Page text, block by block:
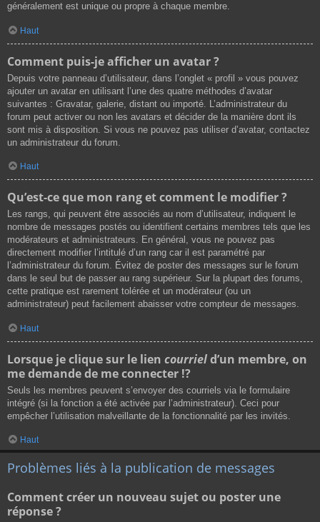
généralement est unique ou propre à chaque membre.
Haut
Comment puis-je afficher un avatar ?
Depuis votre panneau d’utilisateur, dans l’onglet « profil » vous pouvez
ajouter un avatar en utilisant l’une des quatre méthodes d’avatar
suivantes : Gravatar, galerie, distant ou importé. L’administrateur du
forum peut activer ou non les avatars et décider de la manière dont ils
sont mis à disposition. Si vous ne pouvez pas utiliser d’avatar, contactez
un administrateur du forum.
Haut
Qu’est-ce que mon rang et comment le modifier ?
Les rangs, qui peuvent être associés au nom d’utilisateur, indiquent le
nombre de messages postés ou identifient certains membres tels que les
modérateurs et administrateurs. En général, vous ne pouvez pas
directement modifier l’intitulé d’un rang car il est paramétré par
l’administrateur du forum. Évitez de poster des messages sur le forum
dans le seul but de passer au rang supérieur. Sur la plupart des forums,
cette pratique est rarement tolérée et un modérateur (ou un
administrateur) peut facilement abaisser votre compteur de messages.
Haut
Lorsque je clique sur le lien courrield’un membre, on
me demande de me connecter !?
Seuls les membres peuvent s’envoyer des courriels via le formulaire
intégré (si la fonction a été activée par l’administrateur). Ceci pour
empêcher l’utilisation malveillante de la fonctionnalité par les invités.
Haut
Problèmes liés à la publication de messages
Comment créer un nouveau sujet ou poster une
réponse ?